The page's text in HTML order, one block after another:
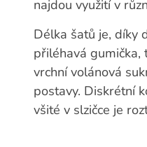
najdou využití v
Délka šatů je, díky
přiléhavá gumička,
vrchní volánová
postavy. Diskrétní
všité v slzičce je